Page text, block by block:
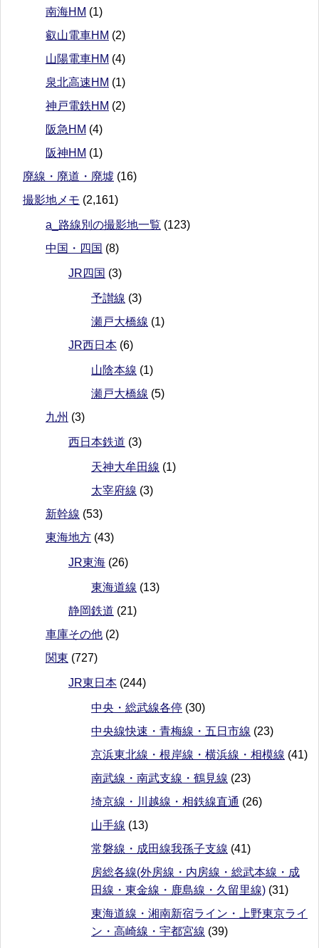
南海HM (1)
叡山電車HM (2)
山陽電車HM (4)
泉北高速HM (1)
神戸電鉄HM (2)
阪急HM (4)
阪神HM (1)
廃線・廃道・廃墟 (16)
撮影地メモ (2,161)
a_路線別の撮影地一覧 (123)
中国・四国 (8)
JR四国 (3)
予讃線 (3)
瀬戸大橋線 (1)
JR西日本 (6)
山陰本線 (1)
瀬戸大橋線 (5)
九州 (3)
西日本鉄道 (3)
天神大牟田線 (1)
太宰府線 (3)
新幹線 (53)
東海地方 (43)
JR東海 (26)
東海道線 (13)
静岡鉄道 (21)
車庫その他 (2)
関東 (727)
JR東日本 (244)
中央・総武線各停 (30)
中央線快速・青梅線・五日市線 (23)
京浜東北線・根岸線・横浜線・相模線 (41)
南武線・南武支線・鶴見線 (23)
埼京線・川越線・相鉄線直通 (26)
山手線 (13)
常磐線・成田線我孫子支線 (41)
房総各線(外房線・内房線・総武本線・成
田線・東金線・鹿島線・久留里線) (31)
東海道線・湘南新宿ライン・上野東京ライ
ン・高崎線・宇都宮線 (39)